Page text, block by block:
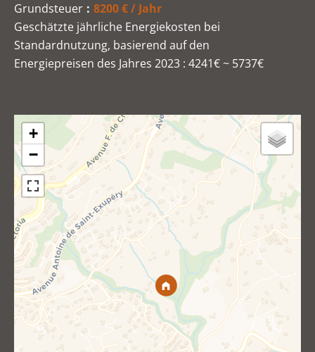
Grundsteuer
8200 € / Jahr
Geschätzte jährliche Energiekosten bei
Standardnutzung, basierend auf den
Energiepreisen des Jahres 2023 : 4241€ ~ 5737€
+
−